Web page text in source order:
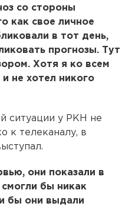
со стороны
как свое личное
в тот день,
прогнозы. Тут
Хотя я ко всем
не хотел никого
ситуации у РКН не
к телеканалу, в
они показали в
бы никак
бы они выдали